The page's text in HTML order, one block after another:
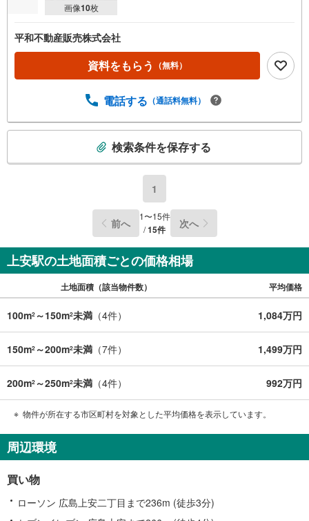
画像10枚
平和不動産販売株式会社
資料をもらう （無料）
電話する （通話料無料）
検
知
を
取
る
・
条
件
マ
ペ
ー
ジ
に
保
存
検索条件を保存する
1
前へ 1〜15件
/15件 次へ
上安駅の土地面積ごとの価格相場
土地面積（該当物件数） 平均価格
100m2 ～150m2未満 （4件） 1,084万円
150m2 ～200m2未満 （7件） 1,499万円
200m2 ～250m2未満 （4件） 992万円
物件が所在する市区町村を対象とした平均価格を表示しています。
周辺環境
買い物
ローソン 広島上安二丁目まで236m (徒歩3分)